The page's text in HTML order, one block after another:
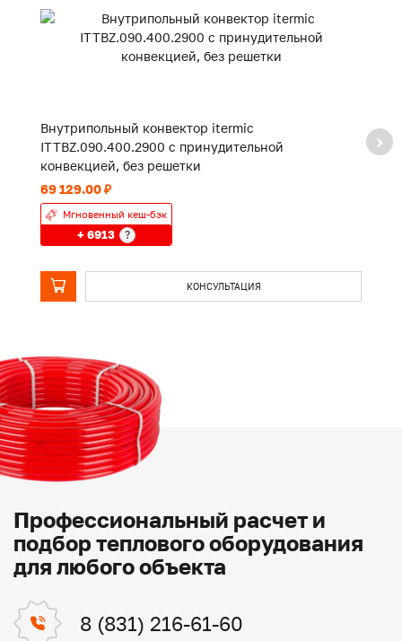
Внутрипольный конвектор itermic
ITTBZ.090.400.2900 с принудительной
конвекцией, без решетки
69 129.00 ₽
Мгновенный кеш-бэк
+ 6913 ?
КОНСУЛЬТАЦИЯ
Профессиональный расчет и
подбор теплового оборудования
для любого объекта
8 (831) 216-61-60